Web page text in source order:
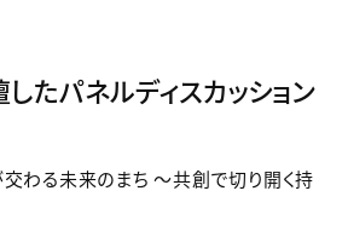
たパネルディスカッション
わる未来のまち ～共創で切り開く持